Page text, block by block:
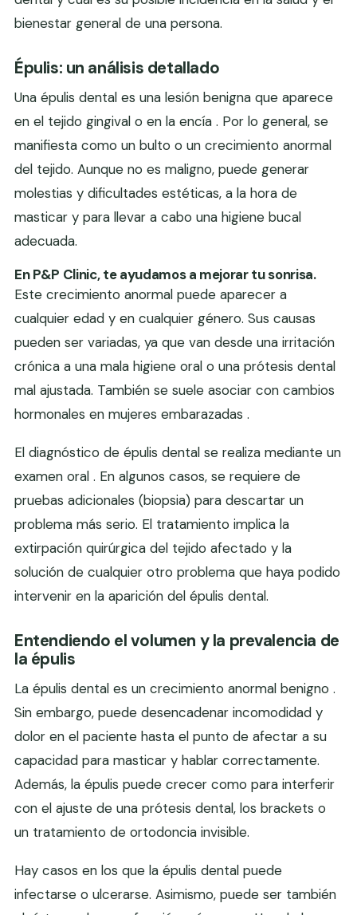
bienestar general de una persona.
Épulis: un análisis detallado
Una épulis dental es una lesión benigna que aparece
en el tejido gingival o en la encía . Por lo general, se
manifiesta como un bulto o un crecimiento anormal
del tejido. Aunque no es maligno, puede generar
molestias y dificultades estéticas, a la hora de
masticar y para llevar a cabo una higiene bucal
adecuada.
En P&P Clinic, te ayudamos a mejorar tu sonrisa.
Este crecimiento anormal puede aparecer a
cualquier edad y en cualquier género. Sus causas
pueden ser variadas, ya que van desde una irritación
crónica a una mala higiene oral o una prótesis dental
mal ajustada. También se suele asociar con cambios
hormonales en mujeres embarazadas .
El diagnóstico de épulis dental se realiza mediante un
examen oral . En algunos casos, se requiere de
pruebas adicionales (biopsia) para descartar un
problema más serio. El tratamiento implica la
extirpación quirúrgica del tejido afectado y la
solución de cualquier otro problema que haya podido
intervenir en la aparición del épulis dental.
Entendiendo el volumen y la prevalencia de
la épulis
La épulis dental es un crecimiento anormal benigno .
Sin embargo, puede desencadenar incomodidad y
dolor en el paciente hasta el punto de afectar a su
capacidad para masticar y hablar correctamente.
Además, la épulis puede crecer como para interferir
con el ajuste de una prótesis dental, los brackets o
un tratamiento de ortodoncia invisible.
Hay casos en los que la épulis dental puede
infectarse o ulcerarse. Asimismo, puede ser también